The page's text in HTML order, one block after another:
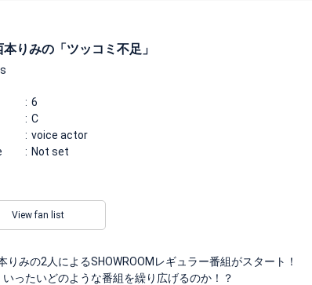
りみの「ツッコミ不足」
6
C
voice actor
Not set
View fan list
りみの2人によるSHOWROOMレギュラー番組がスタート！
ったいどのような番組を繰り広げるのか！？